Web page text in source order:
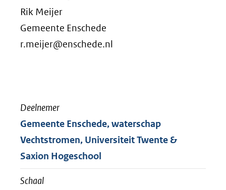
Rik Meijer
Gemeente Enschede
r.meijer@enschede.nl
Deelnemer
Gemeente Enschede, waterschap
Vechtstromen, Universiteit Twente &
Saxion Hogeschool
Schaal